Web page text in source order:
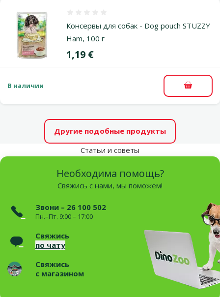
Консервы для собак - Dog pouch STUZZY
Ham, 100 г
Цена
1,19 €
В наличии В
Другие подобные продукты
Статьи и советы
Необходима помощь?
Свяжись с нами, мы поможем!
Звони – 26 100 502
Пн.–Пт. 9:00 – 17:00
Свяжись
по чату
Свяжись
с магазином